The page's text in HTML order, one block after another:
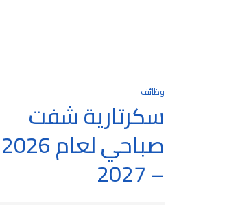
وظائف
سكرتارية شفت
صباحي لعام 2026
– 2027